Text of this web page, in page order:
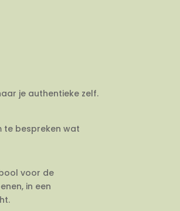
je authentieke zelf.
te bespreken wat
voor de
in een